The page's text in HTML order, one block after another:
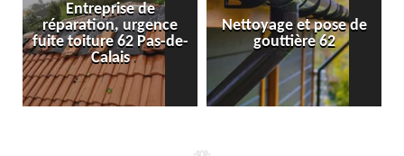
de
urgence
Pas-de-
Nettoyage et pose de
gouttière 62
Pose et
velux 62